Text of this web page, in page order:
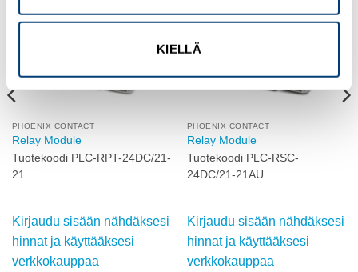
KIELLÄ
PHOENIX CONTACT
Relay Module
Tuotekoodi PLC-RPT-24DC/21-
21
Kirjaudu sisään nähdäksesi
hinnat ja käyttääksesi
verkkokauppaa
PHOENIX CONTACT
Relay Module
Tuotekoodi PLC-RSC-
24DC/21-21AU
Kirjaudu sisään nähdäksesi
hinnat ja käyttääksesi
verkkokauppaa